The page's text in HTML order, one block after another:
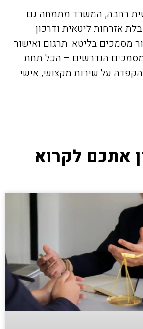
רחבה, המשרד מתמחה גם
אזרחות ליטאית ודרכון
מסמכים בליטא, תרגום ואישור
הנדרשים – הכל תחת
על שירות מקצועי, אישי
אתכם לקרוא